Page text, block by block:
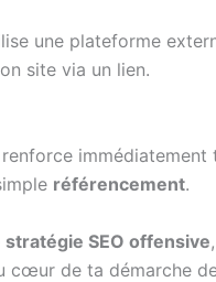
une plateforme
site via un lien.
immédiatement
référencement.
stratégie SEO offensive
cœur de ta démarche